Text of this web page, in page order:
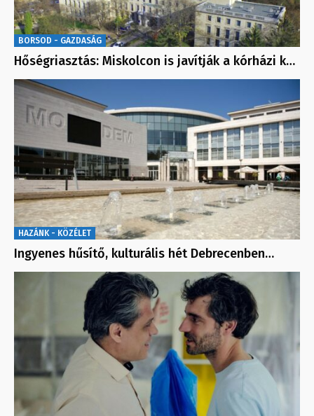
BORSOD - GAZDASÁG
Hőségriasztás: Miskolcon is javítják a kórházi k…
HAZÁNK - KÖZÉLET
Ingyenes hűsítő, kulturális hét Debrecenben…